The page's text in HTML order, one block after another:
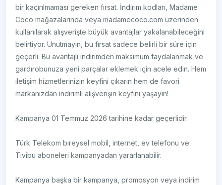
bir kaçırılmaması gereken fırsat. İndirim kodları, Madame
Coco mağazalarında veya madamecoco.com üzerinden
kullanılarak alışverişte büyük avantajlar yakalanabileceğini
belirtiyor. Unutmayın, bu fırsat sadece belirli bir süre için
geçerli. Bu avantajlı indirimden maksimum faydalanmak ve
gardırobunuza yeni parçalar eklemek için acele edin. Hem
iletişim hizmetlerinizin keyfini çıkarın hem de favori
markanızdan indirimli alışverişin keyfini yaşayın!
Kampanya 01 Temmuz 2026 tarihine kadar geçerlidir.
Türk Telekom bireysel mobil, internet, ev telefonu ve
Tivibu aboneleri kampanyadan yararlanabilir.
Kampanya başka bir kampanya, promosyon veya indirim